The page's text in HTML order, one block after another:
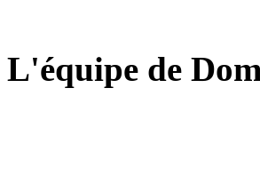
L'équipe de